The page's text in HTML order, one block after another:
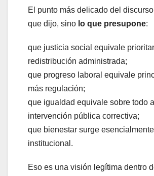
El punto más delicado del
que dijo, sino lo que presupone:
que justicia social equivale
redistribución administrada;
que progreso laboral equivale
más regulación;
que igualdad equivale sobre todo a
intervención pública correctiva;
que bienestar surge
institucional.
Eso es una visión legítima dentro